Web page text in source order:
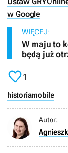
w Google
WIĘCEJ:
W maju to
będą już
1
historiamobile
Autor: